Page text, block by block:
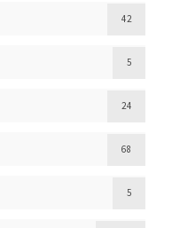
42
5
24
68
5